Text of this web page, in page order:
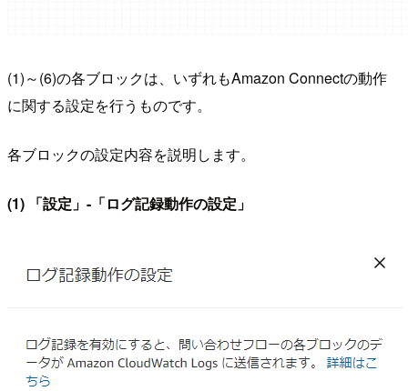
(1)～(6)の各ブロックは、いずれもAmazon Connectの動作
に関する設定を行うものです。
各ブロックの設定内容を説明します。
(1) 「設定」-「ログ記録動作の設定」